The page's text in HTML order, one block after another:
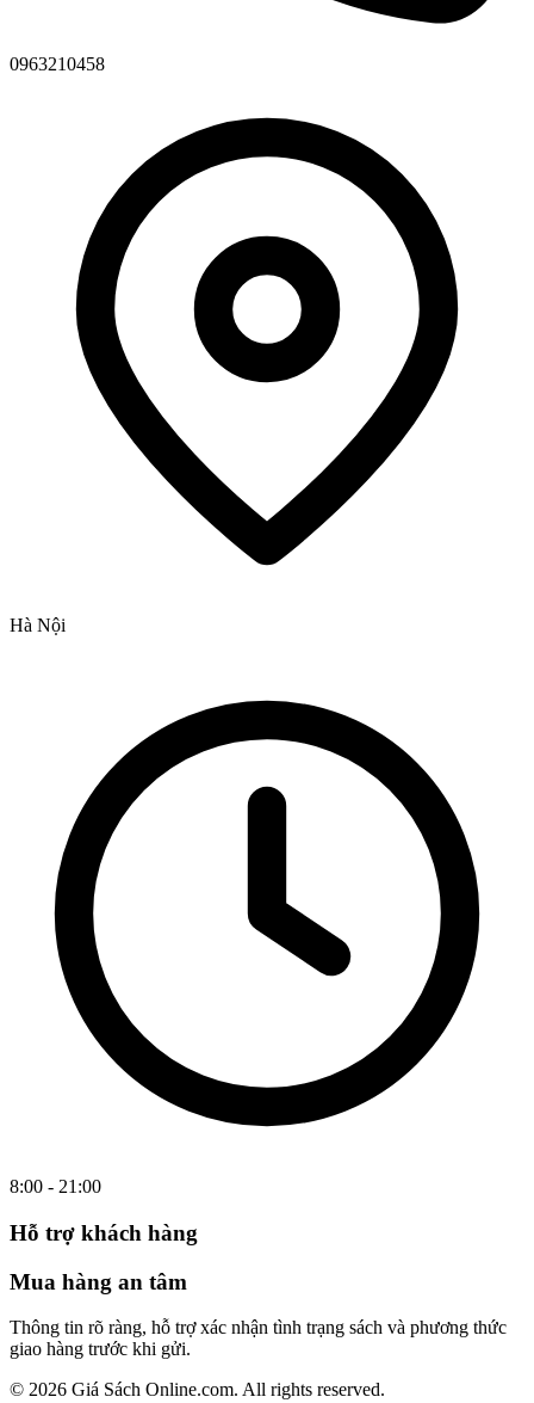
0963210458
Hà Nội
8:00 - 21:00
Hỗ trợ khách hàng
Mua hàng an tâm
Thông tin rõ ràng, hỗ trợ xác nhận tình trạng sách và phương thức
giao hàng trước khi gửi.
© 2026 Giá Sách Online.com. All rights reserved.